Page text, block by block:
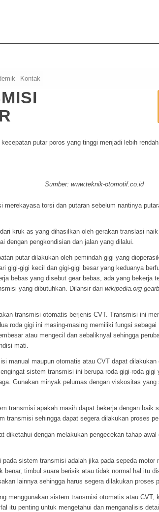
Kontak
putar poros yang tinggi menjadi lebih
Sumber: www.teknik-otomotif.co.id
torsi dan putaran sebelum nantinya
kruk as yang dihasilkan oleh gerakan translasi
dengan pengkondisian dan jalan yang dilalui.
putar dilakukan oleh pemindah gigi yang
gigi-gigi kecil dan gigi-gigi besar yang keduanya
bebas yang disebut gear bebas, ada yang bekerja
yang dibutuhkan. Dilansir dari wikipedia.org
transmisi otomatis berjenis CVT. Transmisi ini
roda gigi ini masing-masing memiliki fungsi
atau mengecil dan sebaliknyal sehingga
mati.
manual maupun otomatis atau CVT dapat
sistem transmisi ini berupa roda gigi-roda
Gunakan minyak pelumas dengan viskositas
transmisi apakah masih dapat bekerja dengan baik
transmisi sehingga dapat segera dilakukan proses
diketahui dengan melakukan pengecekan tahap
sistem transmisi adalah jika pada sepeda
benar, timbul suara berisik atau tidak normal hal itu
lainnya sehingga harus segera dilakukan proses
menggunakan sistem transmisi otomatis atau
itu penting untuk mengetahui dan menganalisis